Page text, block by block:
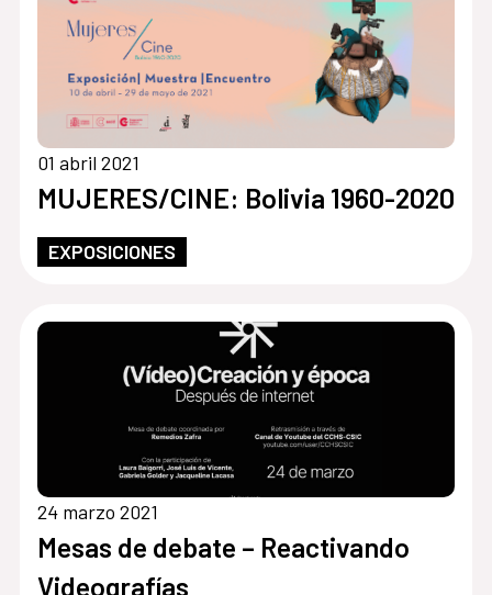
01 abril 2021
MUJERES/CINE: Bolivia 1960-2020
EXPOSICIONES
24 marzo 2021
Mesas de debate – Reactivando
Videografías